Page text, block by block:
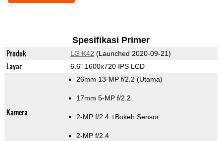
Spesifikasi Primer
Produk LG K42 (Launched 2020-09-21)
Layar 6.6" 1600x720 IPS LCD
Kamera
26mm 13-MP f/2.2 (Utama)
17mm 5-MP f/2.2
2-MP f/2.4 +Bokeh Sensor
2-MP f/2.4